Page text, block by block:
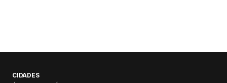
CIDADES